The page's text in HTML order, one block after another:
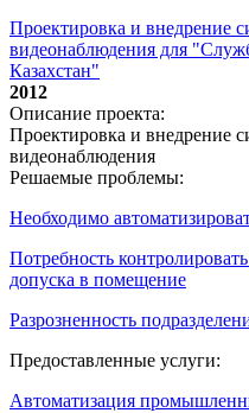
Проектировка и внедрение
видеонаблюдения для
Казахстан"
2012
Описание проекта:
Проектировка и внедрение
видеонаблюдения
Решаемые проблемы:
Необходимо
Потребность
допуска в помещение
Разрозненность
Предоставленные услуги:
Автоматизация